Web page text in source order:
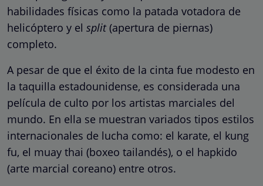
habilidades físicas como la patada votadora de
helicóptero y el split(apertura de piernas)
completo.
A pesar de que el éxito de la cinta fue modesto en
la taquilla estadounidense, es considerada una
película de culto por los artistas marciales del
mundo. En ella se muestran variados tipos estilos
internacionales de lucha como: el karate, el kung
fu, el muay thai (boxeo tailandés), o el hapkido
(arte marcial coreano) entre otros.